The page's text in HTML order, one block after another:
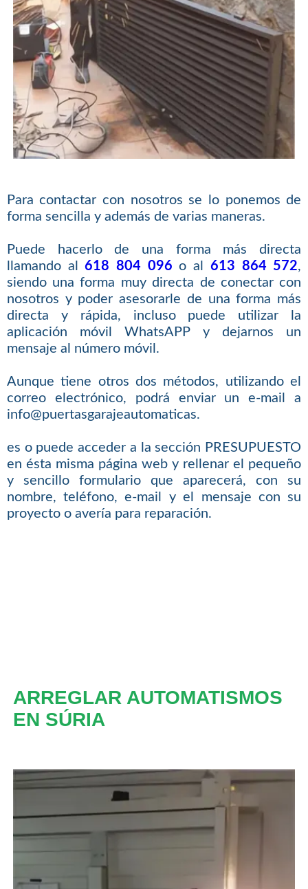
Para contactar con nosotros se lo ponemos de
forma sencilla y además de varias maneras.
Puede hacerlo de una forma más directa
llamando al618 804 096 o al 613 864 572,
siendo una forma muy directa de conectar con
nosotros y poder asesorarle de una forma más
directa y rápida, incluso puede utilizar la
aplicación móvil WhatsAPP y dejarnos un
mensaje al número móvil.
Aunque tiene otros dos métodos, utilizando el
correo electrónico, podrá enviar un e-mail a
info@puertasgarajeautomaticas.
es o puede acceder a la sección PRESUPUESTO
en ésta misma página web y rellenar el pequeño
y sencillo formulario que aparecerá, con su
nombre, teléfono, e-mail y el mensaje con su
proyecto o avería para reparación.
ARREGLAR AUTOMATISMOS
EN SÚRIA